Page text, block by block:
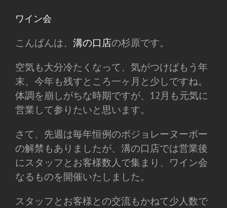
ワイン会
こんばんは、 溝の口店の杉原です。
空気も大分冷たくなって、気がつけばもう年
末、今年も残すところ一ヶ月と少しですね。
体調を崩しがちな時期ですが、12月も元気に
営業して参りたいと思います。
さて、先週は毎年恒例のボジョレーヌーボー
の解禁もありましたが、溝の口店では営業後
にスタッフとお客様数人で集まり、ワイン会
なるものを開催いたしました。
スタッフとお客様との交流もかねて少人数で